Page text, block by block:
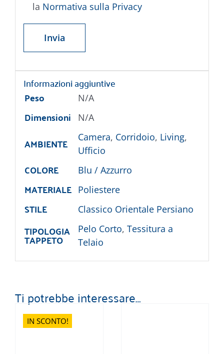
la Normativa sulla Privacy
Informazioni aggiuntive
Peso
N/A
Dimensioni N/A
AMBIENTE Camera, Corridoio, Living,
Ufficio
COLORE Blu / Azzurro
MATERIALE Poliestere
STILE Classico Orientale Persiano
TIPOLOGIA
TAPPETO
Pelo Corto, Tessitura a
Telaio
Ti potrebbe interessare…
IN SCONTO!